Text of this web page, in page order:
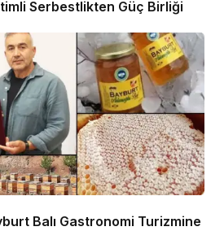
Serbestlikten Güç Birliği
Balı Gastronomi Turizmine